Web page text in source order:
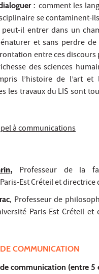
: comment les
se contaminent-
il entrer dans un
et sans perdre de
entre ces
des sciences
l’histoire de l’art et
les travaux du LIS sont
à communications
Professeur de la
Est Créteil et directrice
Professeur de
Paris-Est Créteil et
COMMUNICATION
communication (entre 5